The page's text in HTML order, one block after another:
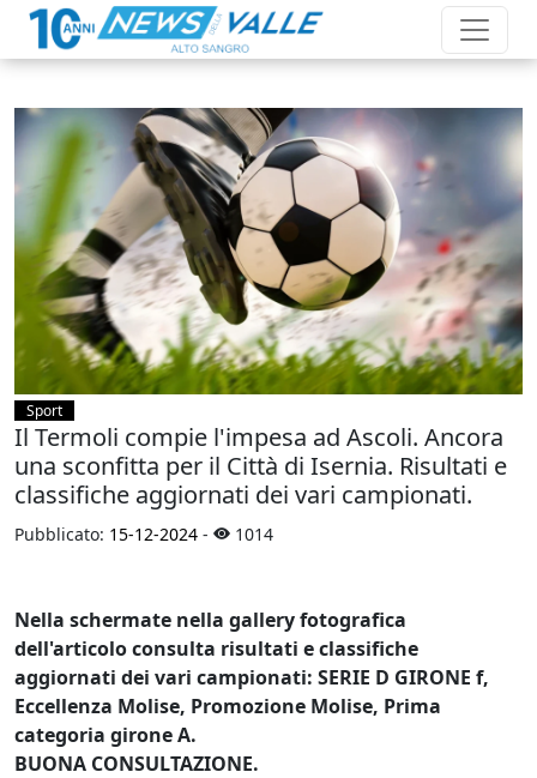
Sport
Il Termoli compie l'impesa ad Ascoli. Ancora
una sconfitta per il Città di Isernia. Risultati e
classifiche aggiornati dei vari campionati.
Pubblicato: 15-12-2024 - 1014
Nella schermate nella gallery fotografica
dell'articolo consulta risultati e classifiche
aggiornati dei vari campionati: SERIE D GIRONE f,
Eccellenza Molise, Promozione Molise, Prima
categoria girone A.
BUONA CONSULTAZIONE.